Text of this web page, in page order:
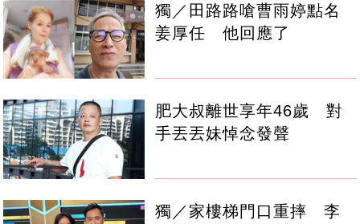
獨／田路路嗆曹雨婷點名
姜厚任 他回應了
肥大叔離世享年46歲 對
手丟丟妹悼念發聲
獨／家樓梯門口重摔 李